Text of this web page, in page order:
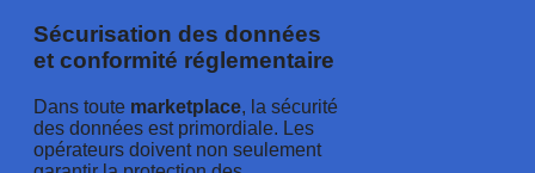
Sécurisation des données
et conformité réglementaire
Dans toute marketplace, la sécurité
des données est primordiale. Les
opérateurs doivent non seulement